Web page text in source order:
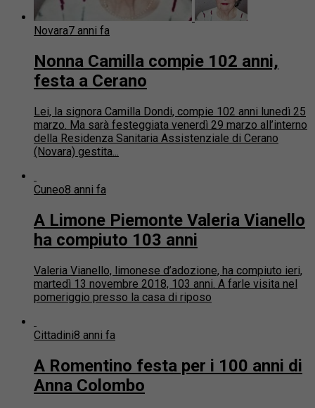
Novara7 anni fa
Nonna Camilla compie 102 anni,
festa a Cerano
Lei, la signora Camilla Dondi, compie 102 anni lunedì 25
marzo. Ma sarà festeggiata venerdì 29 marzo all’interno
della Residenza Sanitaria Assistenziale di Cerano
(Novara) gestita...
Cuneo8 anni fa
A Limone Piemonte Valeria Vianello
ha compiuto 103 anni
Valeria Vianello, limonese d’adozione, ha compiuto ieri,
martedì 13 novembre 2018, 103 anni. A farle visita nel
pomeriggio presso la casa di riposo
Cittadini8 anni fa
A Romentino festa per i 100 anni di
Anna Colombo